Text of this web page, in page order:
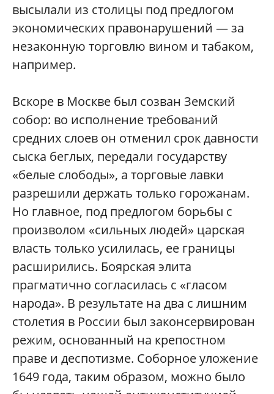
высылали из столицы под предлогом
экономических правонарушений — за
незаконную торговлю вином и табаком,
например.
Вскоре в Москве был созван Земский
собор: во исполнение требований
средних слоев он отменил срок давности
сыска беглых, передали государству
«белые слободы», а торговые лавки
разрешили держать только горожанам.
Но главное, под предлогом борьбы с
произволом «сильных людей» царская
власть только усилилась, ее границы
расширились. Боярская элита
прагматично согласилась с «гласом
народа». В результате на два с лишним
столетия в России был законсервирован
режим, основанный на крепостном
праве и деспотизме. Соборное уложение
1649 года, таким образом, можно было